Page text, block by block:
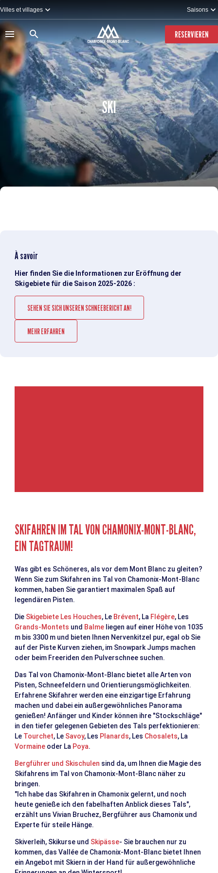
zum
Inhalt
Villes et villages Saisons
RESERVIEREN
SKI
À savoir
Hier finden Sie die Informationen zur Eröffnung der
Skigebiete für die Saison 2025-2026 :
SEHEN SIE SICH UNSEREN SCHNEEBERICHT AN!
MEHR ERFAHREN
SKIFAHREN IM TAL VON CHAMONIX-MONT-BLANC,
EIN TAGTRAUM!
Was gibt es Schöneres, als vor dem Mont Blanc zu gleiten?
Wenn Sie zum Skifahren ins Tal von Chamonix-Mont-Blanc
kommen, haben Sie garantiert maximalen Spaß auf
legendären Pisten.
Die Skigebiete Les Houches, Le Brévent, La Flégère, Les
Grands-Montets und Balme liegen auf einer Höhe von 1035
m bis 3300 m und bieten Ihnen Nervenkitzel pur, egal ob Sie
auf der Piste Kurven ziehen, im Snowpark Jumps machen
oder beim Freeriden den Pulverschnee suchen.
Das Tal von Chamonix-Mont-Blanc bietet alle Arten von
Pisten, Schneefeldern und Orientierungsmöglichkeiten.
Erfahrene Skifahrer werden eine einzigartige Erfahrung
machen und dabei ein außergewöhnliches Panorama
genießen! Anfänger und Kinder können ihre "Stockschläge"
in den tiefer gelegenen Gebieten des Tals perfektionieren:
Le Tourchet, Le Savoy, Les Planards, Les Chosalets, La
Vormaine oder La Poya.
Bergführer und Skischulen sind da, um Ihnen die Magie des
Skifahrens im Tal von Chamonix-Mont-Blanc näher zu
bringen.
"Ich habe das Skifahren in Chamonix gelernt, und noch
heute genieße ich den fabelhaften Anblick dieses Tals",
erzählt uns Vivian Bruchez, Bergführer aus Chamonix und
Experte für steile Hänge.
Skiverleih, Skikurse und Skipässe- Sie brauchen nur zu
kommen, das Vallée de Chamonix-Mont-Blanc bietet Ihnen
ein Angebot mit Skiern in der Hand für außergewöhnliche